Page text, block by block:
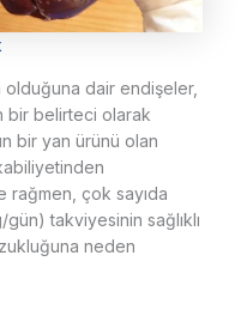
dair endişeler,
bir belirteci olarak
bir yan ürünü olan
rağmen, çok sayıda
takviyesinin sağlıklı
neden